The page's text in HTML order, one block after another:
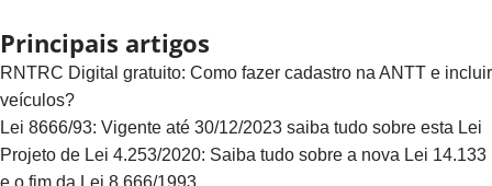
Principais artigos
RNTRC Digital gratuito: Como fazer cadastro na ANTT e incluir
veículos?
Lei 8666/93: Vigente até 30/12/2023 saiba tudo sobre esta Lei
Projeto de Lei 4.253/2020: Saiba tudo sobre a nova Lei 14.133
e o fim da Lei 8.666/1993